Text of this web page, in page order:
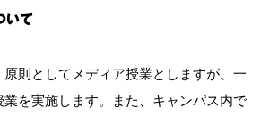
いて
則としてメディア授業としますが、一
を実施します。また、キャンパス内で